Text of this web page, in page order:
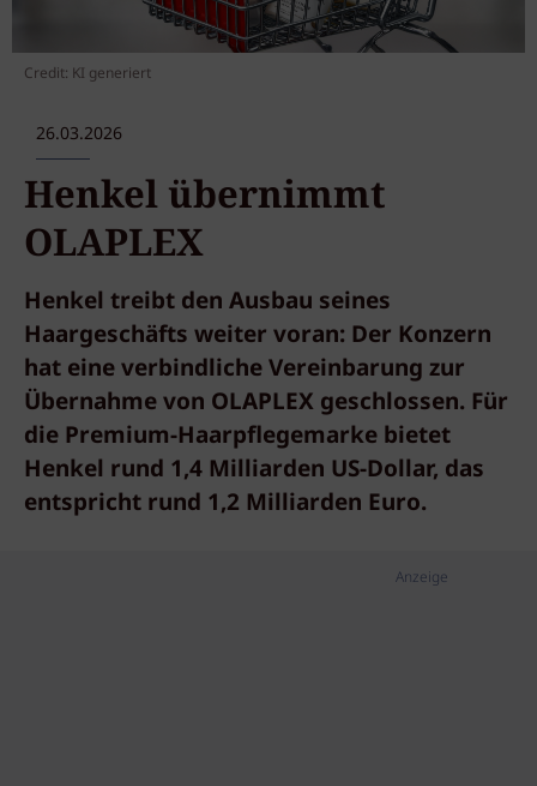
Credit: KI generiert
26.03.2026
Henkel übernimmt
OLAPLEX
Henkel treibt den Ausbau seines
Haargeschäfts weiter voran: Der Konzern
hat eine verbindliche Vereinbarung zur
Übernahme von OLAPLEX geschlossen. Für
die Premium-Haarpflegemarke bietet
Henkel rund 1,4 Milliarden US-Dollar, das
entspricht rund 1,2 Milliarden Euro.
Anzeige